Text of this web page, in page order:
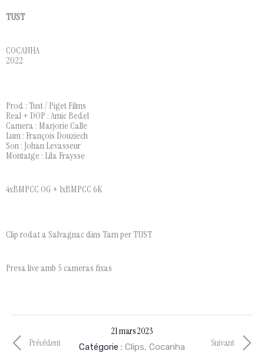
TUST
COCANHA
2022
Prod : Tust / Piget Films
Real + DOP : Amic Bedel
Camera : Marjorie Calle
Lum : François Douziech
Son : Johan Levasseur
Montatge : Lila Fraysse
4xBMPCC OG + 1xBMPCC 6K
Clip rodat a Salvagnac dins Tarn per TUST
Presa live amb 5 cameras fixas
Suivant
Précédent
21 mars 2023
Catégorie : Clips, Cocanha